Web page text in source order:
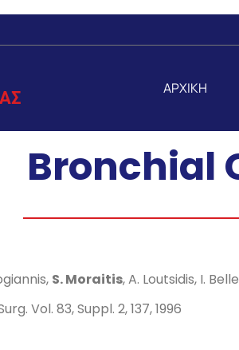
ΑΡΧΙΚΗ
Bronchial
S. Moraitis, A. Loutsidis, I.
Vol. 83, Suppl. 2, 137, 1996